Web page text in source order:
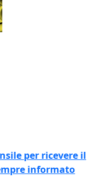
per ricevere il
informato